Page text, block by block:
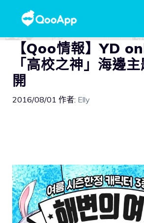
【Qoo情報】YD
「高校之神」海邊
開
2016/08/01 作者: Elly